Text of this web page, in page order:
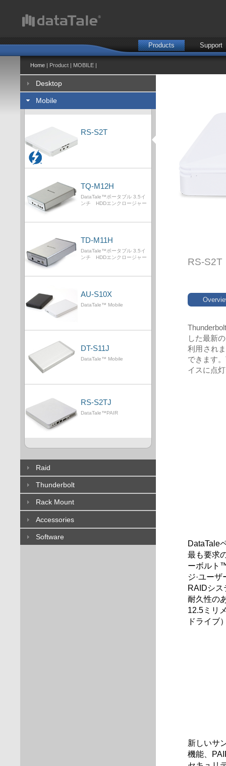
Products Support
Home | Product | MOBILE |
Desktop
Mobile
RS-S2T
TQ-M12H
DataTale™ポータブル 3.5イ
ンチ HDDエンクロージャー
TD-M11H
DataTale™ポータブル 3.5イ
ンチ HDDエンクロージャー
AU-S10X
DataTale™ Mobile
DT-S11J
DataTale™ Mobile
RS-S2TJ
DataTale™PAIR
Raid
Thunderbolt
Rack Mount
Accessories
Software
RS-S2T
した最新
利用され
できます
イスに点
DataTale
最も要求
ーボルト
ジ·ユー
RAIDシス
耐久性の
12.5ミリ
ドライブ
新しいサ
機能、